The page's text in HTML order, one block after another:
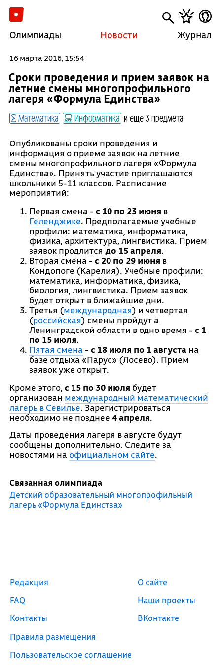
Олимпиады Новости Журнал
16 марта 2016, 15:54
Сроки проведения и прием заявок на
летние смены многопрофильного
лагеря «Формула Единства»
Математика Информатика и еще 3 предмета
Опубликованы сроки проведения и
информация о приеме заявок на летние
смены многопрофильного лагеря «Формула
Единства». Принять участие приглашаются
школьники 5-11 классов. Расписание
мероприятий:
Первая смена - с 10 по 23 июня в
Геленджике. Предполагаемые учебные
профили: математика, информатика,
физика, архитектура, лингвистика. Прием
заявок продлится до 15 апреля.
Вторая смена - с 20 по 29 июня в
Кондопоге (Карелия). Учебные профили:
математика, информатика, физика,
биология, лингвистика. Прием заявок
будет открыт в ближайшие дни.
Третья (международная) и четвертая
(российская) смены пройдут а
Ленинградской области в одно время - с 1
по 15 июля.
Пятая смена - с 18 июля по 1 августа на
базе отдыха «Парус» (Лосево). Прием
заявок уже открыт.
Кроме этого, с 15 по 30 июля будет
организован международный математический
лагерь в Севилье. Зарегистрироваться
необходимо не позднее 4 апреля.
Даты проведения лагеря в августе будут
сообщены дополнительно. Следите за
новостями на официальном сайте.
Связанная олимпиада
Детский образовательный многопрофильный
лагерь «Формула Единства»
Редакция
FAQ
Контакты
Правила размещения
Пользовательское соглашение
О сайте
Наши проекты
ВКонтакте